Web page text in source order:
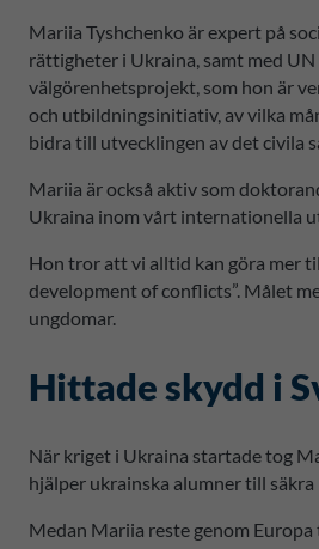
Mariia Tyshchenko är expert på
rättigheter i Ukraina, samt med
välgörenhetsprojekt, som hon är
och utbildningsinitiativ, av vilka
bidra till utvecklingen av det civila
Mariia är också aktiv som
Ukraina inom vårt internationella
Hon tror att vi alltid kan göra mer
development of conflicts”. Målet
ungdomar.
Hittade skydd i
När kriget i Ukraina startade tog
hjälper ukrainska alumner till
Medan Mariia reste genom